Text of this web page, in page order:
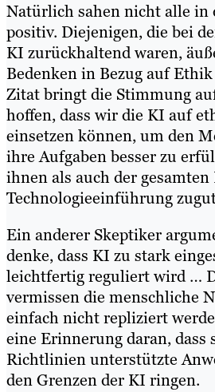
Natürlich sahen nicht alle in
positiv. Diejenigen, die bei
KI zurückhaltend waren,
Bedenken in Bezug auf
Zitat bringt die Stimmung
hoffen, dass wir die KI auf
einsetzen können, um den
ihre Aufgaben besser zu
ihnen als auch der
Technologieeinführung
Ein anderer Skeptiker
denke, dass KI zu stark
leichtfertig reguliert wird …
vermissen die menschliche
einfach nicht repliziert
eine Erinnerung daran, dass
Richtlinien unterstützte
den Grenzen der KI ringen.